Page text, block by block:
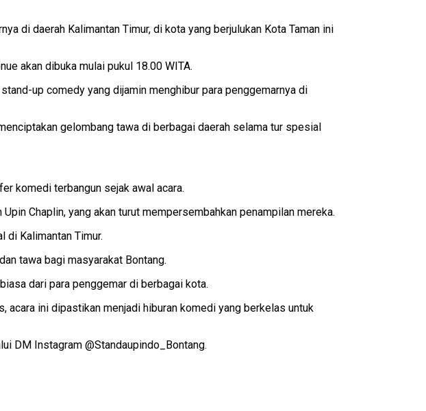
di daerah Kalimantan Timur, di kota yang berjulukan Kota Taman ini
akan dibuka mulai pukul 18.00 WITA.
up comedy yang dijamin menghibur para penggemarnya di
gelombang tawa di berbagai daerah selama tur spesial
komedi terbangun sejak awal acara.
Chaplin, yang akan turut mempersembahkan penampilan mereka.
di Kalimantan Timur.
tawa bagi masyarakat Bontang.
dari para penggemar di berbagai kota.
acara ini dipastikan menjadi hiburan komedi yang berkelas untuk
DM Instagram @Standaupindo_Bontang.